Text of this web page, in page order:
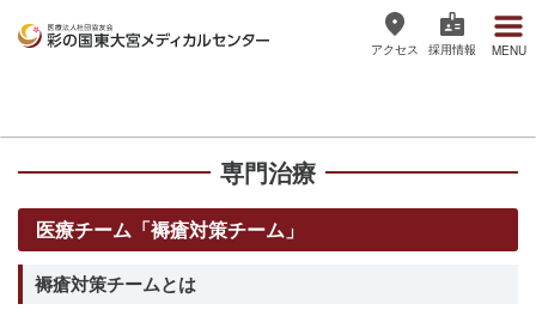
メディカルセンター
アクセス 採用情報 MENU
専門治療
医療チーム「褥瘡対策チーム」
褥瘡対策チームとは